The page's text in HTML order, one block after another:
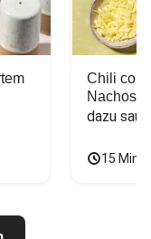
Chili con
Nachos
dazu
15